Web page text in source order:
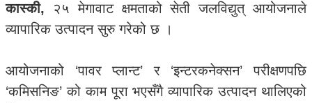
कास्की, २५ मेगावाट क्षमताको सेती जलविद्युत् आयोजनाले
व्यापारिक उत्पादन सुरु गरेको छ ।
आयोजनाको ‘पावर प्लान्ट’ र ‘इन्टरकनेक्सन’ परीक्षणपछि
‘कमिसनिङ’ को काम पूरा भएसँगै व्यापारिक उत्पादन थालिएको